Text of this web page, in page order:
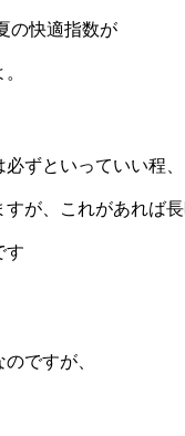
の快適指数が
ずといっていい程、
が、これがあれば
す
ですが、